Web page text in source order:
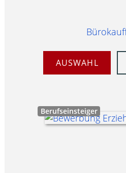
AUSWAHL
Berufseinsteiger